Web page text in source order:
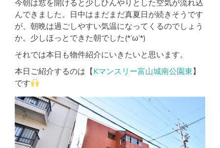
今朝は窓を開けると少しひんやりとした空気が流れ込
んできました。日中はまだまだ真夏日が続きそうです
が、朝晩は過ごしやすい気温になってくるのでしょう
か。少しほっとできた朝でした(*’ω’*)
それでは本日も物件紹介にいきたいと思います。
本日ご紹介するのは【Kマンスリー富山城南公園東】
です